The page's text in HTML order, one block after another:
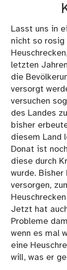
Lasst uns in
nicht so rosig
letzten
die
versorgt
versuchen
des Landes
bisher
diesem Land
Donat ist
diese durch
wurde.
versorgen,
Jetzt hat
Probleme
wenn es mal
eine
will, was er